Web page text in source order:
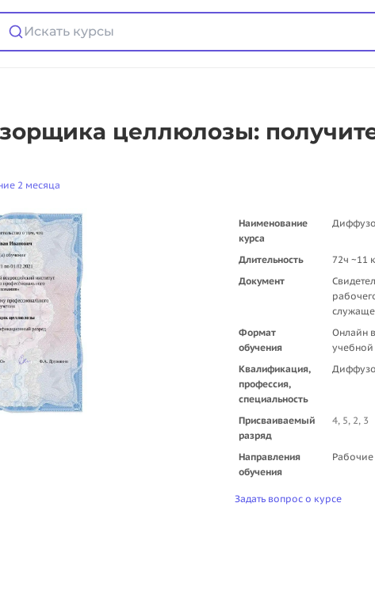
Искать курсы
целлюлозы:
2 месяца
Наименование
курса
Длительность
72ч ~11
Документ
Формат
обучения
Онлайн
Квалификация,
профессия,
специальность
Присваиваемый
разряд
4, 5, 2, 3
Направления
обучения
Задать вопрос о курсе